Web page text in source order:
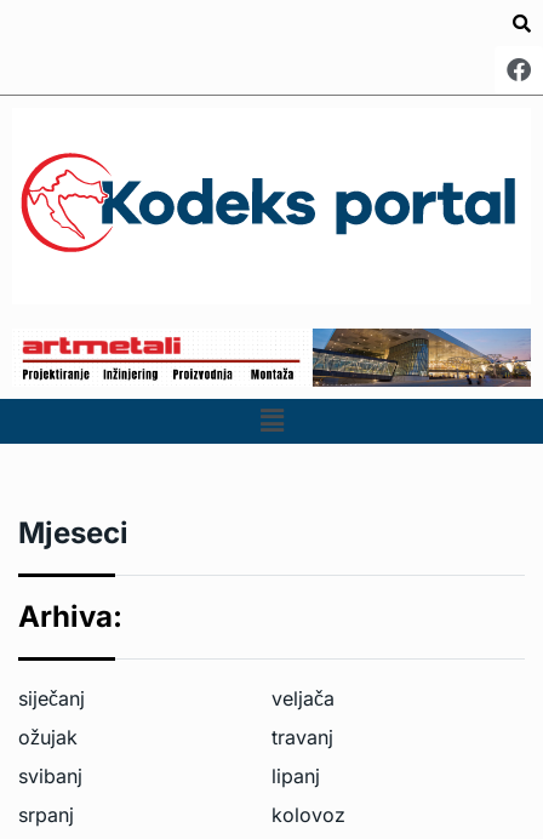
Mjeseci
Arhiva:
siječanj
veljača
ožujak
travanj
svibanj
lipanj
srpanj
kolovoz